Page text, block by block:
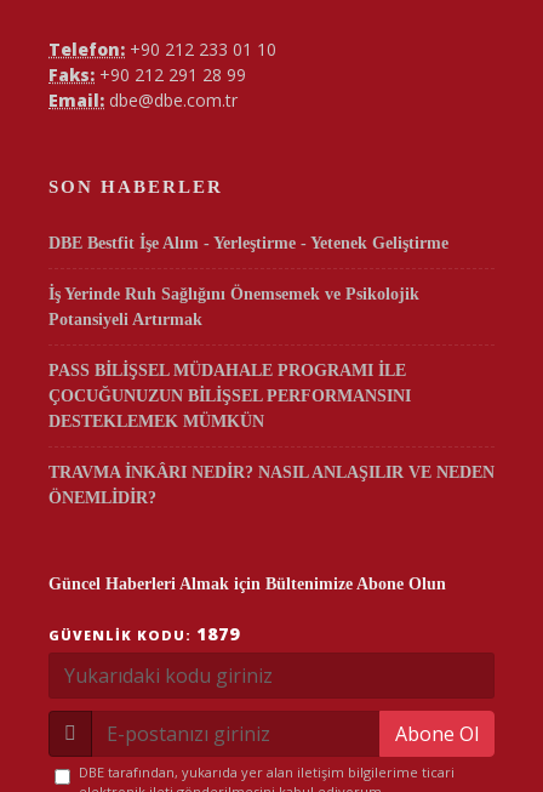
Telefon: +90 212 233 01 10
Faks: +90 212 291 28 99
Email: dbe@dbe.com.tr
SON HABERLER
DBE Bestfit İşe Alım - Yerleştirme - Yetenek Geliştirme
İş Yerinde Ruh Sağlığını Önemsemek ve Psikolojik
Potansiyeli Artırmak
PASS BİLİŞSEL MÜDAHALE PROGRAMI İLE
ÇOCUĞUNUZUN BİLİŞSEL PERFORMANSINI
DESTEKLEMEK MÜMKÜN
TRAVMA İNKÂRI NEDİR? NASIL ANLAŞILIR VE NEDEN
ÖNEMLİDİR?
Güncel Haberleri Almak için Bültenimize Abone Olun
GÜVENLIK KODU: 1879
Abone Ol
DBE tarafından, yukarıda yer alan iletişim bilgilerime ticari